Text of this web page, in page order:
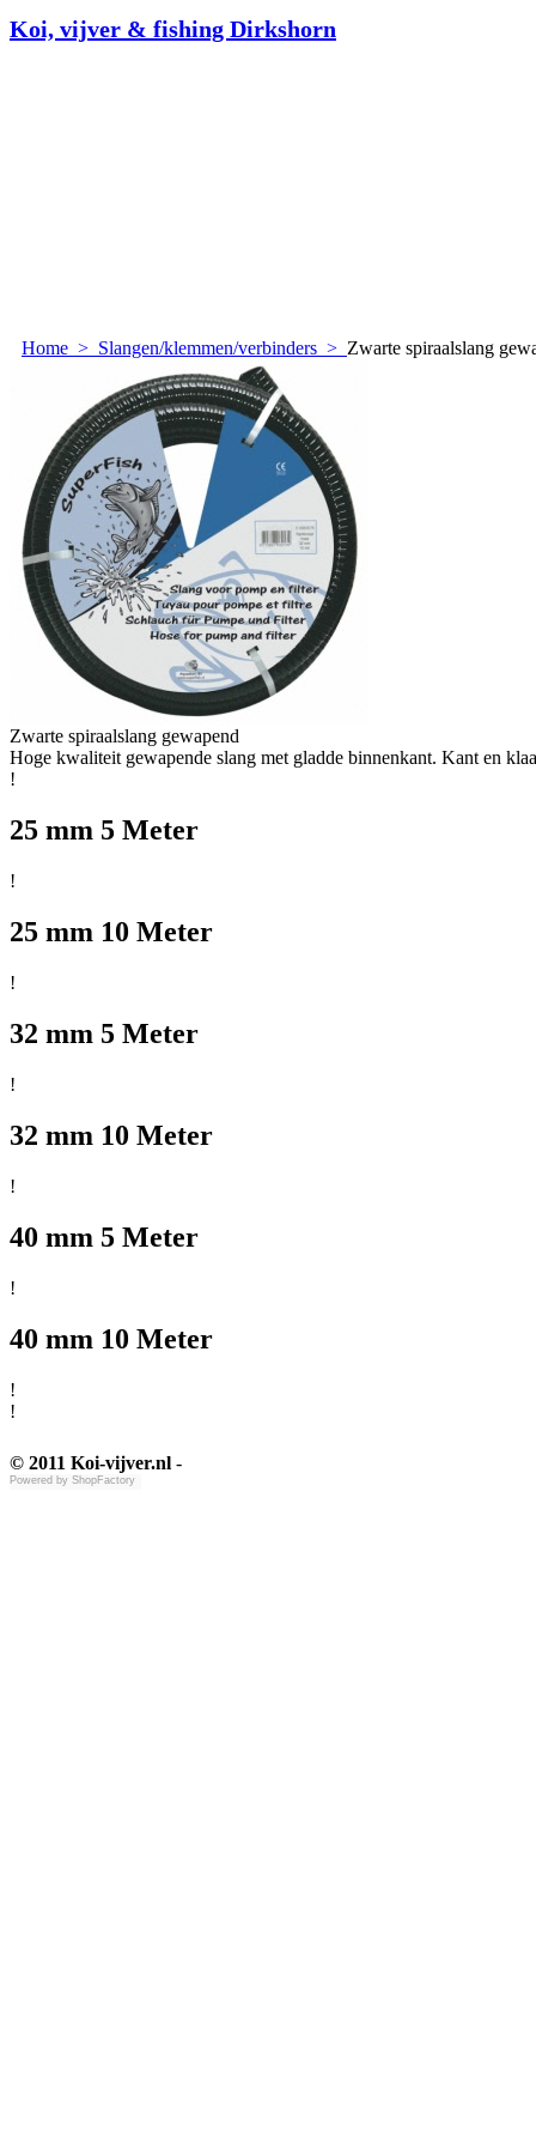
Koi, vijver & fishing Dirkshorn
Home > Slangen/klemmen/verbinders > Zwarte spiraalslang
Zwarte spiraalslang gewapend
Hoge kwaliteit gewapende slang met gladde binnenkant. Kant en
!
25 mm 5 Meter
!
25 mm 10 Meter
!
32 mm 5 Meter
!
32 mm 10 Meter
!
40 mm 5 Meter
!
40 mm 10 Meter
!
!
© 2011 Koi-vijver.nl -
Powered by ShopFactory